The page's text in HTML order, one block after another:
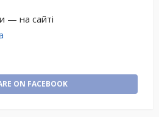
— на сайті
ON FACEBOOK